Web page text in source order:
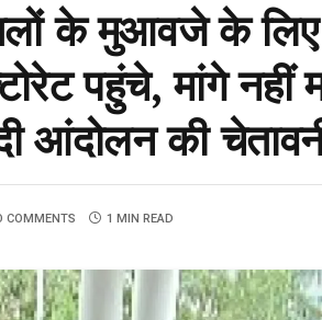
के मुआवजे के लिए
पहुंचे, मांगे नहीं
आंदोलन की
COMMENTS 1 MIN READ